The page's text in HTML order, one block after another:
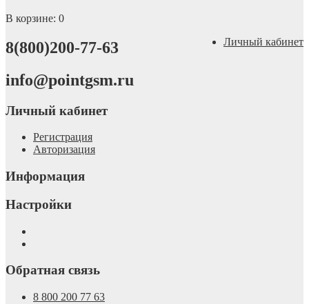
В корзине: 0
Личный кабинет
8(800)200-77-63
info@pointgsm.ru
Личный кабинет
Регистрация
Авторизация
Информация
Настройки
Обратная связь
8 800 200 77 63